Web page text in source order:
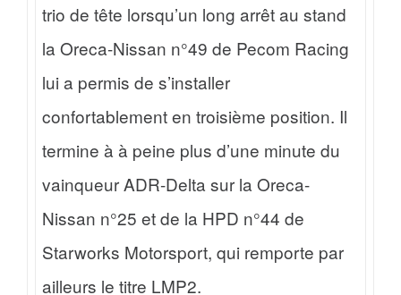
trio de tête lorsqu’un long arrêt au stand
la Oreca-Nissan n°49 de Pecom Racing
lui a permis de s’installer
confortablement en troisième position. Il
termine à à peine plus d’une minute du
vainqueur ADR-Delta sur la Oreca-
Nissan n°25 et de la HPD n°44 de
Starworks Motorsport, qui remporte par
ailleurs le titre LMP2.